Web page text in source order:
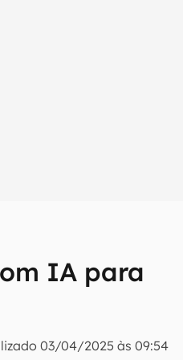
IA para
03/04/2025 às 09:54
em primeira